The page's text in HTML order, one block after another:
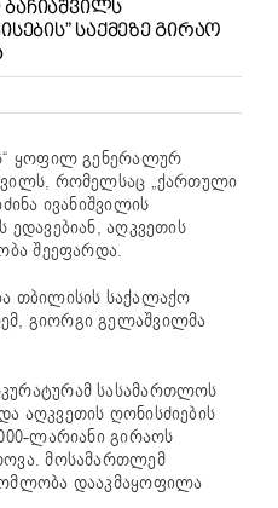
ᲡᲐᲥᲛᲔᲖᲔ ᲒᲘᲠᲐᲝ
ყოფილ გენერალურ
რომელსაც „ქართული
ივანიშვილის
ედავებიან, აღკვეთის
შეეფარდა.
თბილისის საქალაქო
გიორგი გელაშვილმა
სასამართლოს
აღკვეთის ღონისძიების
ლარიანი გირაოს
მოსამართლემ
დააკმაყოფილა